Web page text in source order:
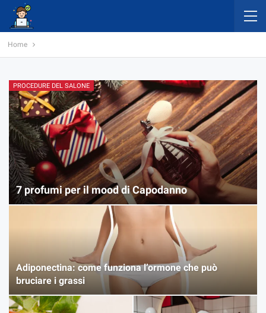
Home
PROCEDURE DEL SALONE
7 profumi per il mood di Capodanno
Adiponectina: come funziona l’ormone che può
bruciare i grassi